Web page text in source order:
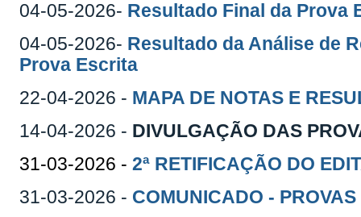
04-05-2026- Resultado Final da Prova
04-05-2026- Resultado da Análise de
Prova Escrita
22-04-2026 - MAPA DE NOTAS E
14-04-2026 - DIVULGAÇÃO DAS
31-03-2026 -2ª RETIFICAÇÃO DO
31-03-2026 - COMUNICADO - PROVAS